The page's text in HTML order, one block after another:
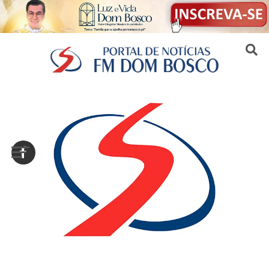
Sair da versão mobile